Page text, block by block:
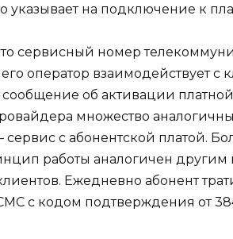
указывает на подключение к
сервисный номер
оператор взаимодействует с
сообщение об активации
множество
сервис с абонентской платой.
работы аналогичен
Ежедневно абонент